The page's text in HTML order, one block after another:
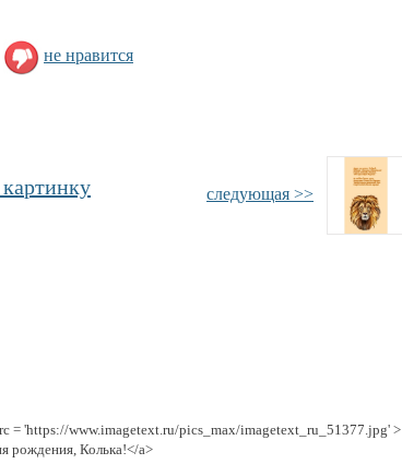
не нравится
следующая >>
= 'https://www.imagetext.ru/pics_max/imagetext_ru_51377.jpg' >
рождения, Колька!</a>